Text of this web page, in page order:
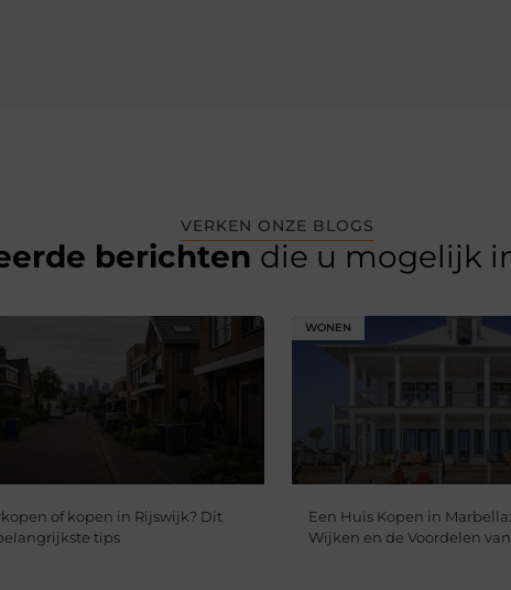
VERKEN ONZE BLOGS
berichten die u mogelijk
of kopen in Rijswijk? Dit
tips
WONEN
Een Huis Kopen in
Wijken en de Voordelen